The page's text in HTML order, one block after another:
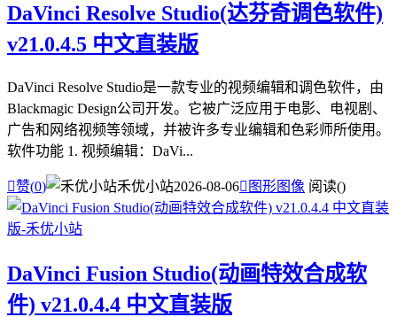
DaVinci Resolve Studio(达芬奇调色软件)
v21.0.4.5 中文直装版
DaVinci Resolve Studio是一款专业的视频编辑和调色软件，由
Blackmagic Design公司开发。它被广泛应用于电影、电视剧、
广告和网络视频等领域，并被许多专业编辑和色彩师所使用。
软件功能 1. 视频编辑：DaVi...
赞(0) 禾优小站2026-08-06 图形图像 阅读()
DaVinci Fusion Studio(动画特效合成软
件) v21.0.4.4 中文直装版